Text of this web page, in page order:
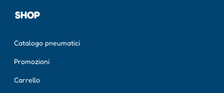
SHOP
Catalogo pneumatici
Promozioni
Carrello